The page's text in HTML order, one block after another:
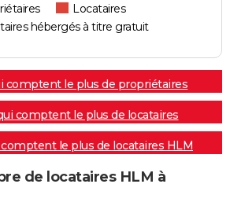
Locataires
hébergés à titre gratuit
comptent le plus de propriétaires
comptent le plus de locataires
le plus de locataires HLM
de locataires HLM à